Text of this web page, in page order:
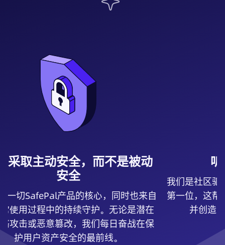
采取主动安全，而不是被动
安全
一切SafePal产品的核心，同时也来自
使用过程中的持续守护。无论是潜在
攻击或恶意篡改，我们每日奋战在保
护用户资产安全的最前线。
我们是社区驱
第一位，这帮
并创造